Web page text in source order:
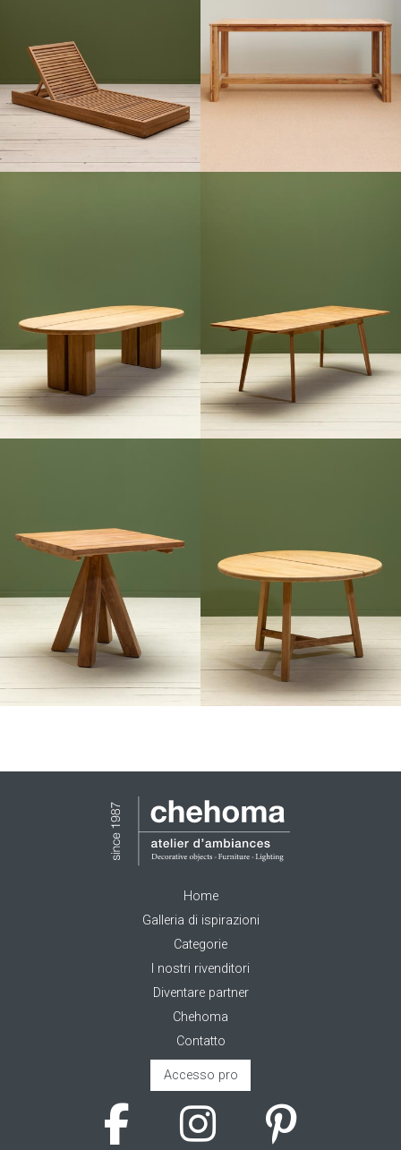
Home
Galleria di ispirazioni
Categorie
I nostri rivenditori
Diventare partner
Chehoma
Contatto
Accesso pro